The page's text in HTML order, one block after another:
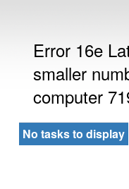
Error 16e
smaller
computer
No tasks to display